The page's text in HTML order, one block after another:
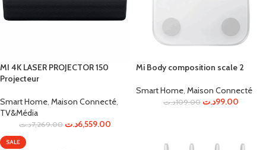
MI 4K LASER PROJECTOR 150
Projecteur
Smart Home, Maison Connecté,
TV&Média
7,269.00د.ت 6,559.00د.ت
Mi Body composition scale 2
Smart Home, Maison Connecté
109.00د.ت 99.00د.ت
SALE